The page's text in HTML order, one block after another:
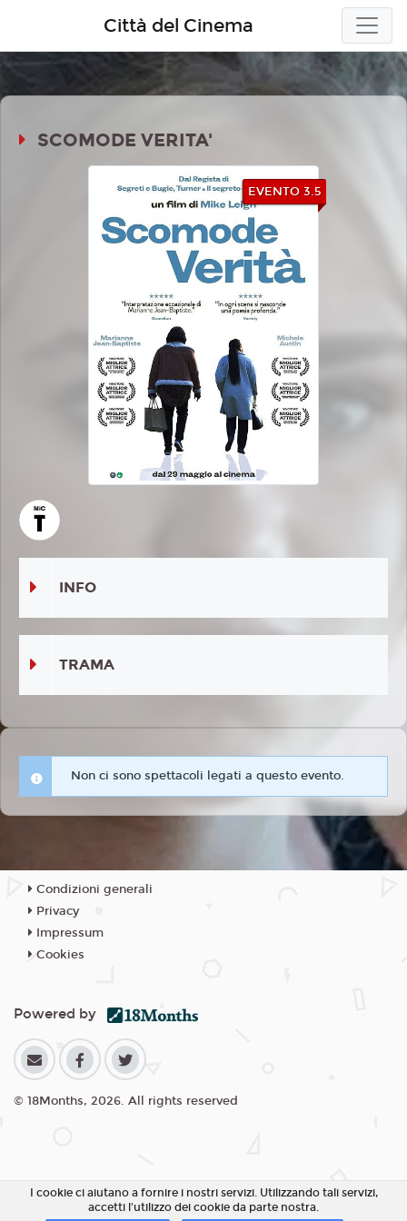
Città del Cinema
SCOMODE VERITA'
EVENTO 3.5
INFO
TRAMA
Non ci sono spettacoli legati a questo evento.
Condizioni generali
Privacy
Impressum
Cookies
Powered by
© 18Months, 2026. All rights reserved
I cookie ci aiutano a fornire i nostri servizi. Utilizzando tali servizi,
accetti l'utilizzo dei cookie da parte nostra.